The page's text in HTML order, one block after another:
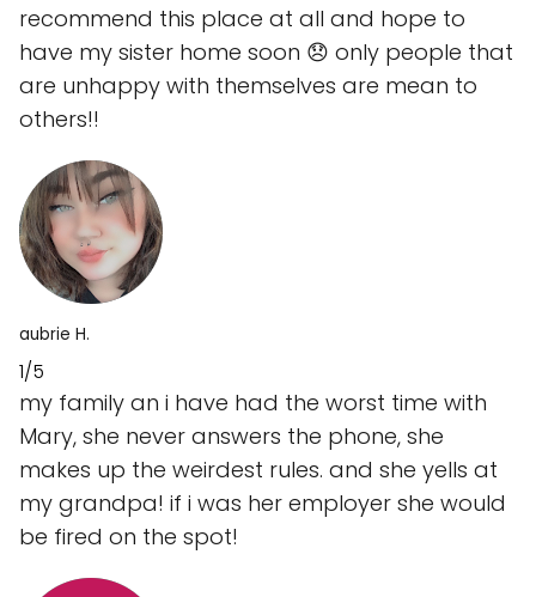
recommend this place at all and hope to
have my sister home soon 😞 only people that
are unhappy with themselves are mean to
others!!
aubrie H.
1/5
my family an i have had the worst time with
Mary, she never answers the phone, she
makes up the weirdest rules. and she yells at
my grandpa! if i was her employer she would
be fired on the spot!